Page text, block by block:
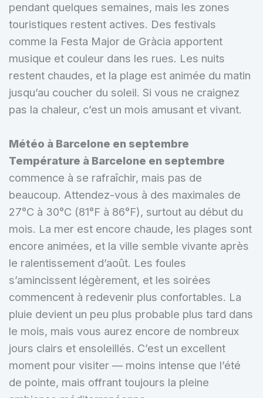
pendant quelques semaines, mais les zones
touristiques restent actives. Des festivals
comme la Festa Major de Gràcia apportent
musique et couleur dans les rues. Les nuits
restent chaudes, et la plage est animée du matin
jusqu’au coucher du soleil. Si vous ne craignez
pas la chaleur, c’est un mois amusant et vivant.
Météo à Barcelone en septembre
Température à Barcelone en septembre
commence à se rafraîchir, mais pas de
beaucoup. Attendez-vous à des maximales de
27°C à 30°C (81°F à 86°F), surtout au début du
mois. La mer est encore chaude, les plages sont
encore animées, et la ville semble vivante après
le ralentissement d’août. Les foules
s’amincissent légèrement, et les soirées
commencent à redevenir plus confortables. La
pluie devient un peu plus probable plus tard dans
le mois, mais vous aurez encore de nombreux
jours clairs et ensoleillés. C’est un excellent
moment pour visiter — moins intense que l’été
de pointe, mais offrant toujours la pleine